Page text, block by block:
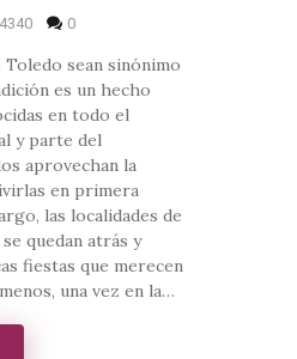
4340 0
Toledo sean sinónimo
es un hecho
en todo el
y parte del
aprovechan la
en primera
las localidades de
quedan atrás y
fiestas que merecen
una vez en la…